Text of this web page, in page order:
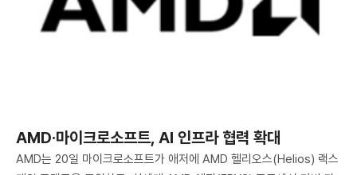
AMD·마이크로소프트, AI 인프라 협력 확대
AMD는 20일 마이크로소프트가 애저에 AMD 헬리오스(Helios) 랙스